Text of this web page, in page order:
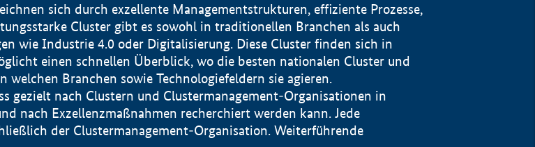
sich durch exzellente Managementstrukturen, effiziente Prozesse,
Cluster gibt es sowohl in traditionellen Branchen als auch
wie Industrie 4.0 oder Digitalisierung. Diese Cluster finden sich in
einen schnellen Überblick, wo die besten nationalen Cluster und
Branchen sowie Technologiefeldern sie agieren.
gezielt nach Clustern und Clustermanagement-Organisationen in
nach Exzellenzmaßnahmen recherchiert werden kann. Jede
der Clustermanagement-Organisation. Weiterführende